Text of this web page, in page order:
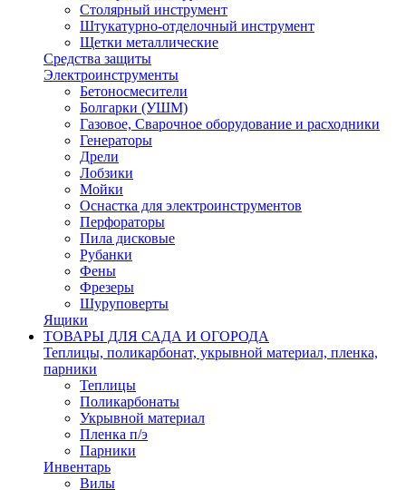
Столярный инструмент
Штукатурно-отделочный инструмент
Щетки металлические
Средства защиты
Электроинструменты
Бетоносмесители
Болгарки (УШМ)
Газовое, Сварочное оборудование и расходники
Генераторы
Дрели
Лобзики
Мойки
Оснастка для электроинструментов
Перфораторы
Пила дисковые
Рубанки
Фены
Фрезеры
Шуруповерты
Ящики
ТОВАРЫ ДЛЯ САДА И ОГОРОДА
Теплицы, поликарбонат, укрывной материал, пленка,
парники
Теплицы
Поликарбонаты
Укрывной материал
Пленка п/э
Парники
Инвентарь
Вилы